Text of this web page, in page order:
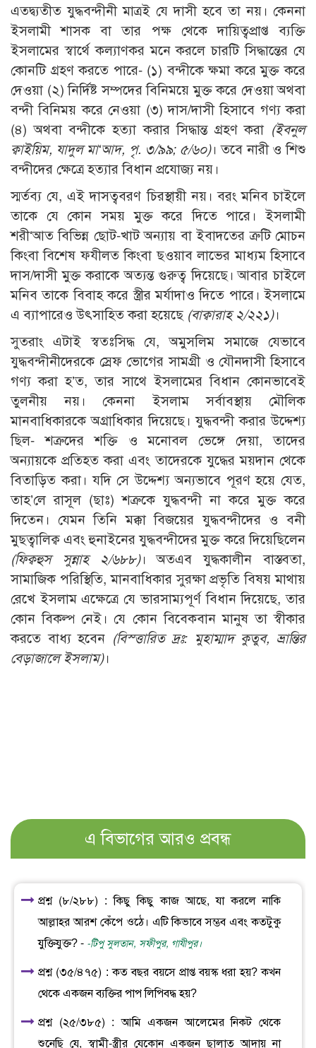
এতদ্ব্যতীত যুদ্ধবন্দীনী মাত্রই যে দাসী হবে তা নয়। কেননা
ইসলামী শাসক বা তার পক্ষ থেকে দায়িত্বপ্রাপ্ত ব্যক্তি
ইসলামের স্বার্থে কল্যাণকর মনে করলে চারটি সিদ্ধান্তের যে
কোনটি গ্রহণ করতে পারে- (১) বন্দীকে ক্ষমা করে মুক্ত করে
দেওয়া (২) নির্দিষ্ট সম্পদের বিনিময়ে মুক্ত করে দেওয়া অথবা
বন্দী বিনিময় করে নেওয়া (৩) দাস/দাসী হিসাবে গণ্য করা
(৪) অথবা বন্দীকে হত্যা করার সিদ্ধান্ত গ্রহণ করা (ইবনুল
ক্বাইয়িম, যাদুল মা‘আদ, পৃ. ৩/৯৯; ৫/৬০)। তবে নারী ও শিশু
বন্দীদের ক্ষেত্রে হত্যার বিধান প্রযোজ্য নয়।
স্মর্তব্য যে, এই দাসত্ববরণ চিরস্থায়ী নয়। বরং মনিব চাইলে
তাকে যে কোন সময় মুক্ত করে দিতে পারে। ইসলামী
শরী‘আত বিভিন্ন ছোট-খাট অন্যায় বা ইবাদতের ত্রুটি মোচন
কিংবা বিশেষ ফযীলত কিংবা ছওয়াব লাভের মাধ্যম হিসাবে
দাস/দাসী মুক্ত করাকে অত্যন্ত গুরুত্ব দিয়েছে। আবার চাইলে
মনিব তাকে বিবাহ করে স্ত্রীর মর্যাদাও দিতে পারে। ইসলামে
এ ব্যাপারেও উৎসাহিত করা হয়েছে (বাক্বারাহ ২/২২১)।
সুতরাং এটাই স্বতঃসিদ্ধ যে, অমুসলিম সমাজে যেভাবে
যুদ্ধবন্দীনীদেরকে স্রেফ ভোগের সামগ্রী ও যৌনদাসী হিসাবে
গণ্য করা হ’ত, তার সাথে ইসলামের বিধান কোনভাবেই
তুলনীয় নয়। কেননা ইসলাম সর্বাবস্থায় মৌলিক
মানবাধিকারকে অগ্রাধিকার দিয়েছে। যুদ্ধবন্দী করার উদ্দেশ্য
ছিল- শত্রুদের শক্তি ও মনোবল ভেঙ্গে দেয়া, তাদের
অন্যায়কে প্রতিহত করা এবং তাদেরকে যুদ্ধের ময়দান থেকে
বিতাড়িত করা। যদি সে উদ্দেশ্য অন্যভাবে পূরণ হয়ে যেত,
তাহ’লে রাসূল (ছাঃ) শত্রুকে যুদ্ধবন্দী না করে মুক্ত করে
দিতেন। যেমন তিনি মক্কা বিজয়ের যুদ্ধবন্দীদের ও বনী
মুছত্বালিক্ব এবং হুনাইনের যুদ্ধবন্দীদের মুক্ত করে দিয়েছিলেন
(ফিক্বহুস সুন্নাহ ২/৬৮৮)। অতএব যুদ্ধকালীন বাস্তবতা,
সামাজিক পরিস্থিতি, মানবাধিকার সুরক্ষা প্রভৃতি বিষয় মাথায়
রেখে ইসলাম এক্ষেত্রে যে ভারসাম্যপূর্ণ বিধান দিয়েছে, তার
কোন বিকল্প নেই। যে কোন বিবেকবান মানুষ তা স্বীকার
করতে বাধ্য হবেন (বিস্ত্তারিত দ্রঃ: মুহাম্মাদ কুতুব, ভ্রান্তির
বেড়াজালে ইসলাম)।
এ বিভাগের আরও প্রবন্ধ
প্রশ্ন (৮/২৮৮) : কিছু কিছু কাজ আছে, যা করলে নাকি
আল্লাহর আরশ কেঁপে ওঠে। এটি কিভাবে সম্ভব এবং কতটুকু
যুক্তিযুক্ত? - -টিপু সুলতান, সফীপুর, গাযীপুর।
প্রশ্ন (৩৫/৪৭৫) : কত বছর বয়সে প্রাপ্ত বয়স্ক ধরা হয়? কখন
থেকে একজন ব্যক্তির পাপ লিপিবদ্ধ হয়?
প্রশ্ন (২৫/৩৮৫) : আমি একজন আলেমের নিকট থেকে
শুনেছি যে, স্বামী-স্ত্রীর যেকোন একজন ছালাত আদায় না